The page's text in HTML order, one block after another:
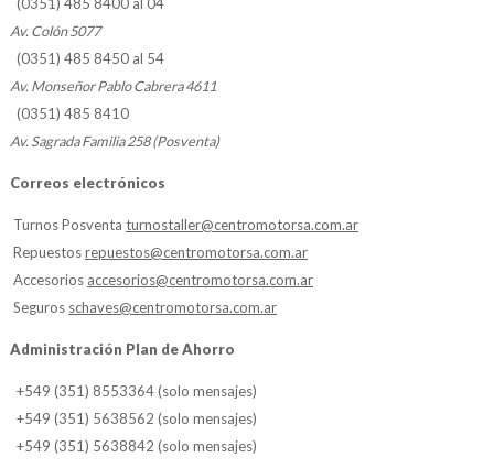
Av. Colón 5077
(0351) 485 8450 al 54
Av. Monseñor Pablo Cabrera 4611
(0351) 485 8410
Av. Sagrada Familia 258 (Posventa)
Correos electrónicos
Turnos Posventa turnostaller@centromotorsa.com.ar
Repuestosrepuestos@centromotorsa.com.ar
Accesorios accesorios@centromotorsa.com.ar
Seguros schaves@centromotorsa.com.ar
Administración Plan de Ahorro
+549 (351) 8553364 (solo mensajes)
+549 (351) 5638562 (solo mensajes)
+549 (351) 5638842 (solo mensajes)